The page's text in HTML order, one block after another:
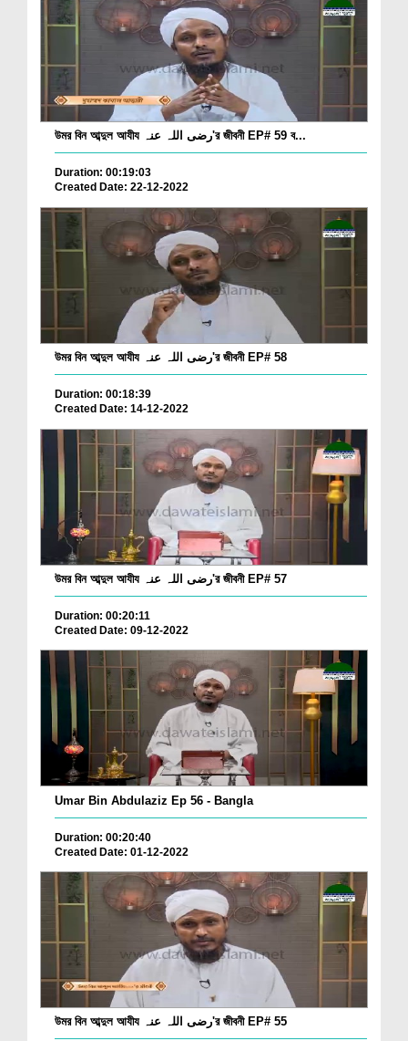
উমর বিন আব্দুল আযীয رضی اللہ عنہ'র জীবনী EP# 59 ব...
Duration: 00:19:03
Created Date: 22-12-2022
উমর বিন আব্দুল আযীয رضی اللہ عنہ'র জীবনী EP# 58
Duration: 00:18:39
Created Date: 14-12-2022
উমর বিন আব্দুল আযীয رضی اللہ عنہ'র জীবনী EP# 57
Duration: 00:20:11
Created Date: 09-12-2022
Umar Bin Abdulaziz Ep 56 - Bangla
Duration: 00:20:40
Created Date: 01-12-2022
উমর বিন আব্দুল আযীয رضی اللہ عنہ'র জীবনী EP# 55